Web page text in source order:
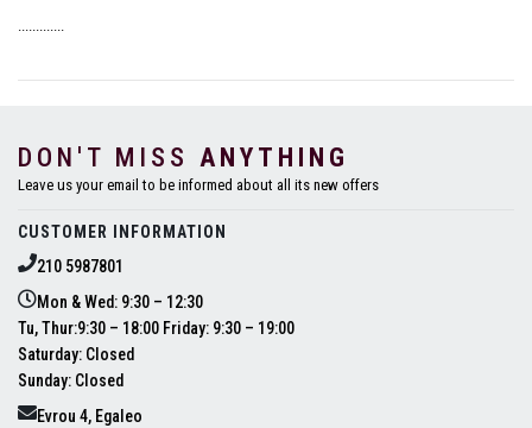
.............
DON'T MISS ANYTHING
Leave us your email to be informed about all its new offers
CUSTOMER INFORMATION
210 5987801
Mon & Wed: 9:30 – 12:30
Tu, Thur:9:30 – 18:00 Friday: 9:30 – 19:00
Saturday: Closed
Sunday: Closed
Evrou 4, Egaleo